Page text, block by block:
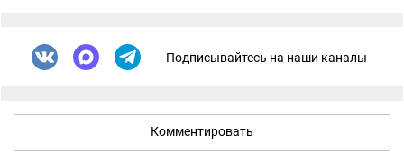
Подписывайтесь на наши каналы
Комментировать